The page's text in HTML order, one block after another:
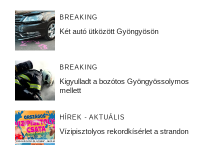
BREAKING
Két autó ütközött Gyöngyösön
BREAKING
Kigyulladt a bozótos Gyöngyössolymos
mellett
HÍREK - AKTUÁLIS
Vízipisztolyos rekordkísérlet a strandon